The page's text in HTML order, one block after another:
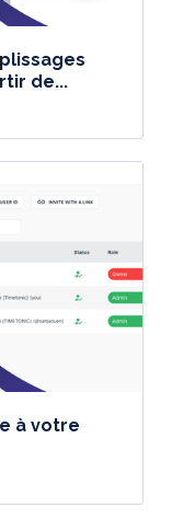
de...
à votre